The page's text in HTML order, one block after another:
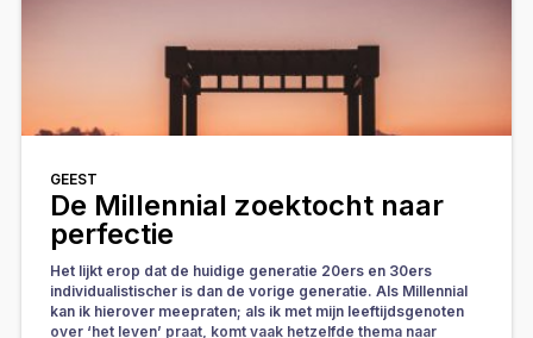
GEEST
De Millennial zoektocht naar
perfectie
Het lijkt erop dat de huidige generatie 20ers en 30ers
individualistischer is dan de vorige generatie. Als Millennial
kan ik hierover meepraten; als ik met mijn leeftijdsgenoten
over ‘het leven’ praat, komt vaak hetzelfde thema naar